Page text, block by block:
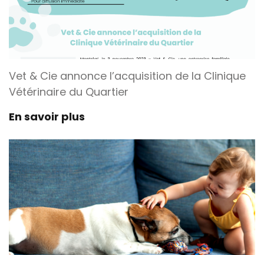
Vet & Cie annonce l’acquisition de la Clinique
Vétérinaire du Quartier
En savoir plus